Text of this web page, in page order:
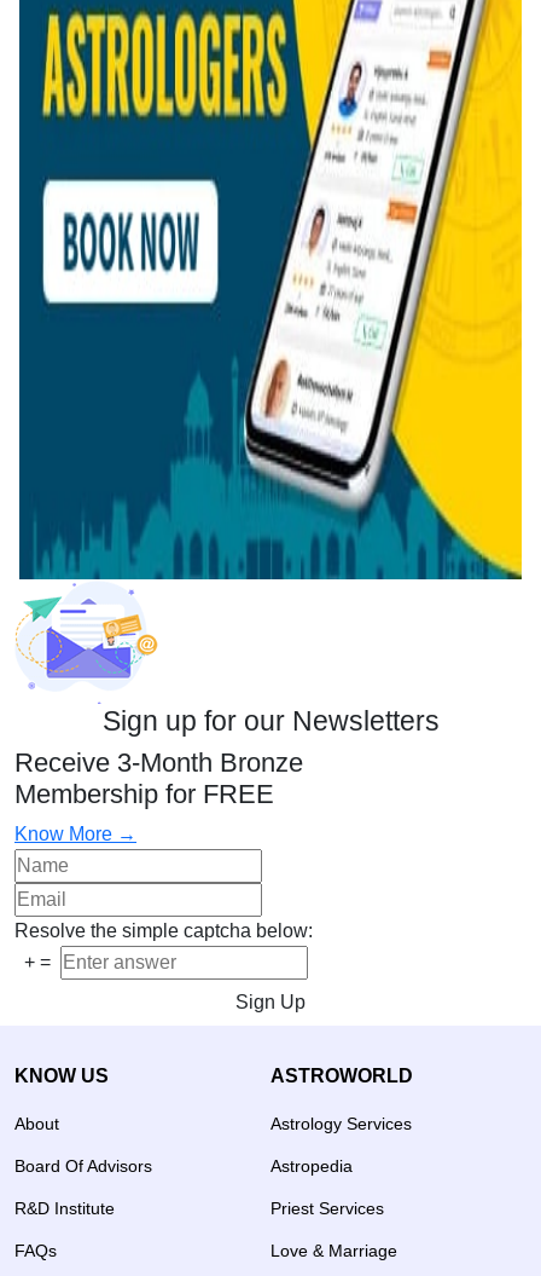
Sign up for our Newsletters
Receive 3-Month Bronze
Membership for FREE
Know More →
Resolve the simple captcha below:
+ =
Sign Up
KNOW US
About
Board Of Advisors
R&D Institute
FAQs
ASTROWORLD
Astrology Services
Astropedia
Priest Services
Love & Marriage